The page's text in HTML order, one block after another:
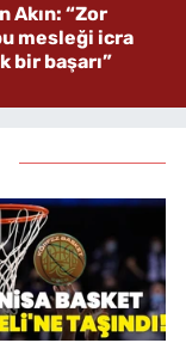
Akın: “Zor
mesleği icra
bir başarı”